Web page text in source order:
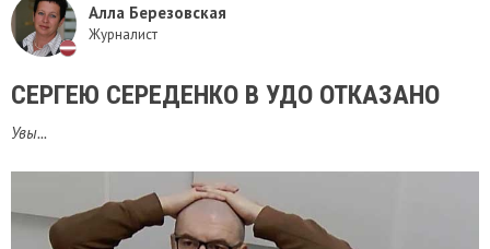
Алла Березовская
Журналист
СЕРГЕЮ СЕРЕДЕНКО В УДО ОТКАЗАНО
Увы...